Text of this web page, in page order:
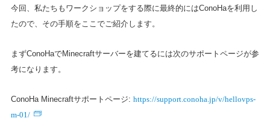
今回、私たちもワークショップをする際に最終的にはConoHaを利用し
たので、その手順をここでご紹介します。
まずConoHaでMinecraftサーバーを建てるには次のサポートページが参
考になります。
ConoHa Minecraftサポートページ: https://support.conoha.jp/v/hellovps-
m-01/